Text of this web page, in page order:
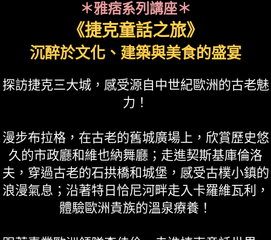
＊雅痞系列講座＊
《捷克童話之旅》
沉醉於文化、建築與美食的盛宴
探訪捷克三大城，感受源自中世紀歐洲的古老魅
力！
漫步布拉格，在古老的舊城廣場上，欣賞歷史悠
久的市政廳和維也納舞廳；走進契斯基庫倫洛
夫，穿過古老的石拱橋和城堡，感受古樸小鎮的
浪漫氣息；沿著特日恰尼河畔走入卡羅維瓦利，
體驗歐洲貴族的溫泉療養！